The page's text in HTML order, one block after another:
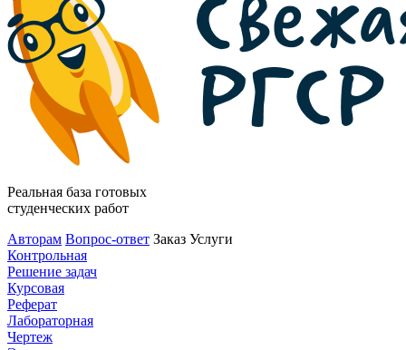
Реальная база готовых
студенческих работ
Авторам Вопрос-ответ Заказ Услуги
Контрольная
Решение задач
Курсовая
Реферат
Лабораторная
Чертеж